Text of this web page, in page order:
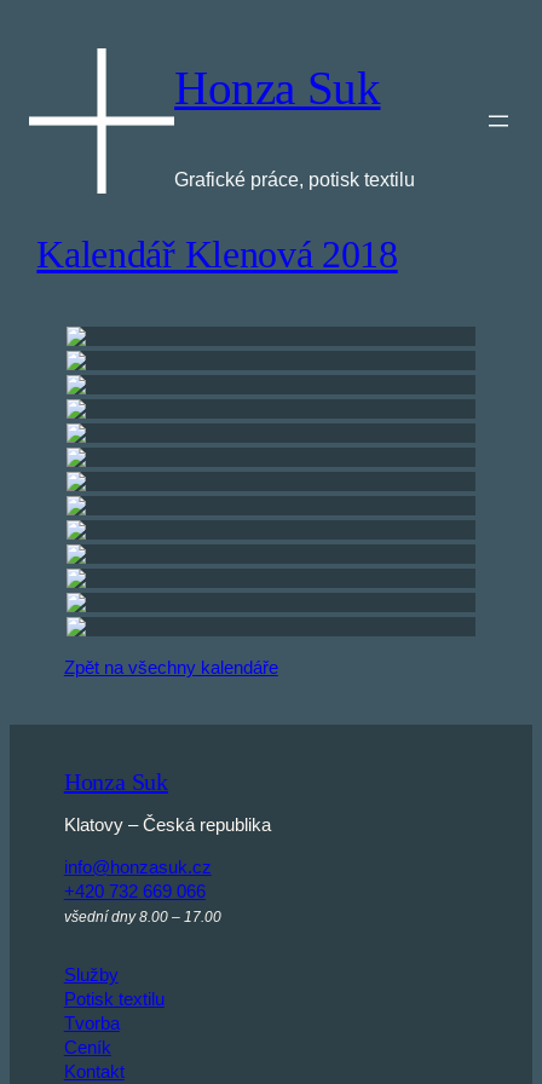
Honza Suk
Grafické práce, potisk textilu
Kalendář Klenová 2018
Zpět na všechny kalendáře
Honza Suk
Klatovy – Česká republika
info@honzasuk.cz
+420 732 669 066
všední dny 8.00 – 17.00
Služby
Potisk textilu
Tvorba
Ceník
Kontakt